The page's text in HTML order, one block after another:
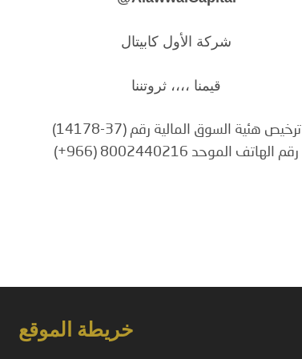
شركة الأول كابيتال
قيمنا ،،،، ثروتننا
ترخيص هئية السوق المالية رقم (37-14178)
رقم الهاتف الموحد 8002440216 (966+)
خريطة الموقع